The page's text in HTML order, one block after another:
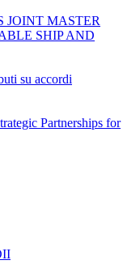
JOINT MASTER
SHIP AND
su accordi
Partnerships for